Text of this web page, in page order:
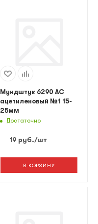
Мундштук 6290 AC
ацетиленовый №1 15-
25мм
Достаточно
19 руб./шт
В КОРЗИНУ